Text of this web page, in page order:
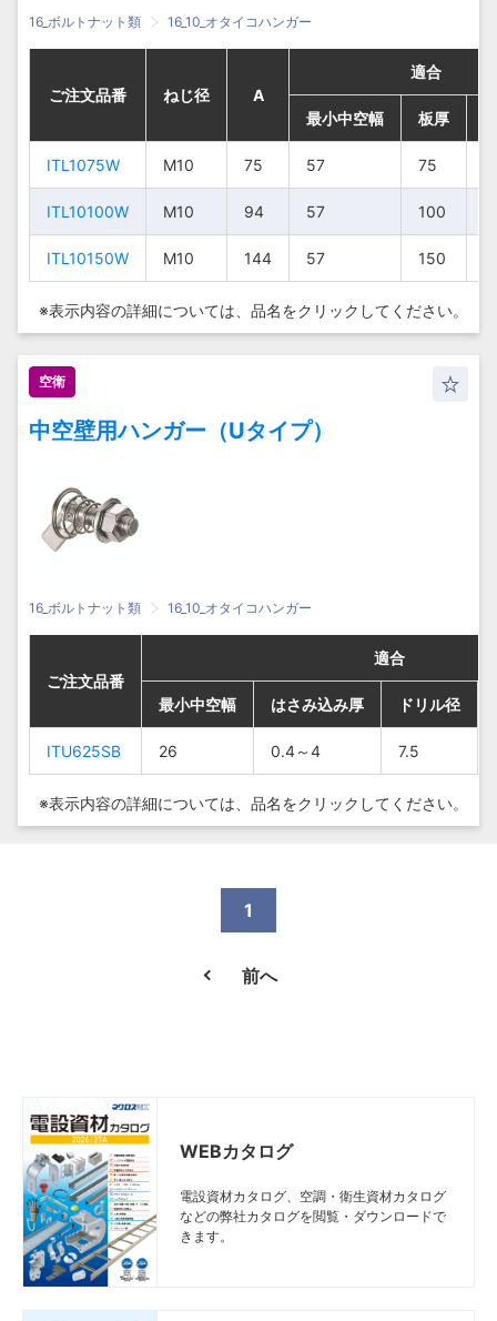
16_ボルトナット類 16_10_オタイコハンガー
ご注文品番 ねじ径 A
適合
最小中空幅 板厚
ITL1075W M10 75 57 75
ITL10100W M10 94 57 100
ITL10150W M10 144 57 150
ご注文品番 ねじ径 A
適合
最小中空幅 板厚
ITL1075W M10 75 57 75
ITL10100W M10 94 57 100
ITL10150W M10 144 57 150
ご注文品番 ねじ径 A
適合
最小中空幅 板厚
ITL1075W M10 75 57 75
ITL10100W M10 94 57 100
ITL10150W M10 144 57 150
ご注文品番 ねじ径 A
適合
最小中空幅 板厚
ITL1075W M10 75 57 75
ITL10100W M10 94 57 100
ITL10150W M10 144 57 150
※表示内容の詳細については、 品名をクリックしてください。
空衛
中空壁用ハンガー（Uタイプ）
16_ボルトナット類 16_10_オタイコハンガー
ご注文品番
適合
最小中空幅 はさみ込み厚 ドリル径
ITU625SB 26 0.4～4 7.5
ご注文品番
適合
最小中空幅 はさみ込み厚 ドリル径
ITU625SB 26 0.4～4 7.5
ご注文品番
適合
最小中空幅 はさみ込み厚 ドリル径
ITU625SB 26 0.4～4 7.5
ご注文品番
適合
最小中空幅 はさみ込み厚 ドリル径
ITU625SB 26 0.4～4 7.5
※表示内容の詳細については、 品名をクリックしてください。
1
前へ
WEBカタログ
電設資材カタログ、空調・衛生資材カタログ
などの弊社カタログを閲覧・ダウンロードで
きます。